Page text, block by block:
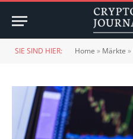
SIE SIND HIER: Home » Märkte »